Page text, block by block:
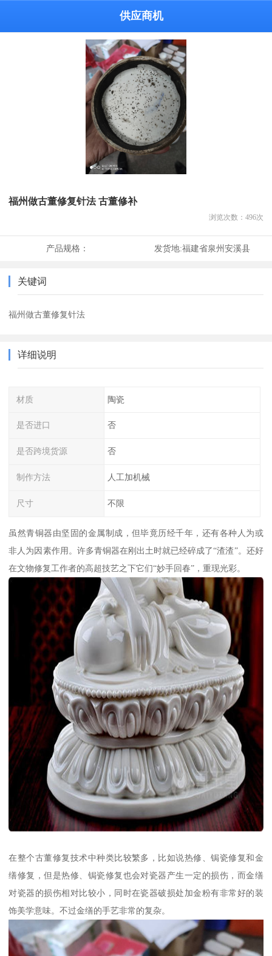
供应商机
福州做古董修复针法 古董修补
浏览次数： 496次
产品规格： 发货地:福建省泉州安溪县
关键词
福州做古董修复针法
详细说明
材质 陶瓷
是否进口 否
是否跨境货源 否
制作方法 人工加机械
尺寸 不限
虽然青铜器由坚固的金属制成，但毕竟历经千年，还有各种人为或
非人为因素作用。许多青铜器在刚出土时就已经碎成了“渣渣”。还好
在文物修复工作者的高超技艺之下它们“妙手回春”，重现光彩。
在整个古董修复技术中种类比较繁多，比如说热修、锔瓷修复和金
缮修复，但是热修、锔瓷修复也会对瓷器产生一定的损伤，而金缮
对瓷器的损伤相对比较小，同时在瓷器破损处加金粉有非常好的装
饰美学意味。不过金缮的手艺非常的复杂。